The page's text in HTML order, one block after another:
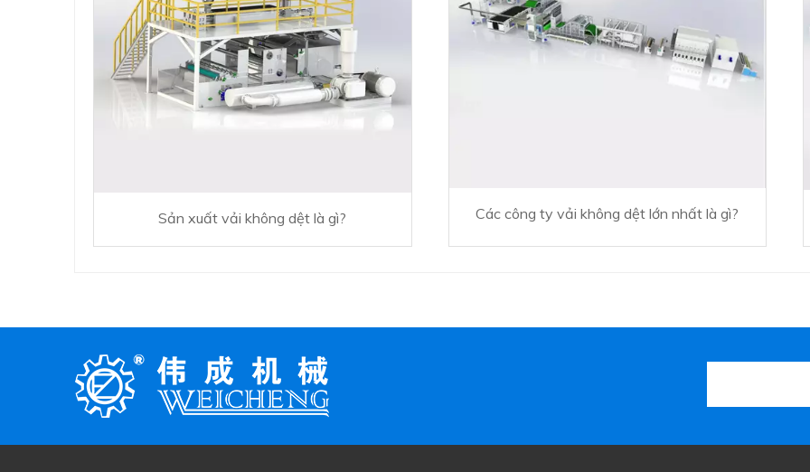
Sản xuất vải không dệt là gì? Các công ty vải không dệt lớn nhất là gì?